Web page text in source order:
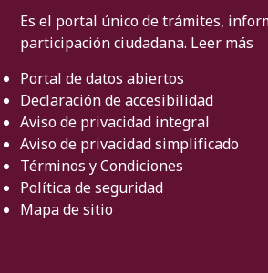
Es el portal único de trámites,
participación ciudadana. Leer más
Portal de datos abiertos
Declaración de accesibilidad
Aviso de privacidad integral
Aviso de privacidad simplificado
Términos y Condiciones
Política de seguridad
Mapa de sitio